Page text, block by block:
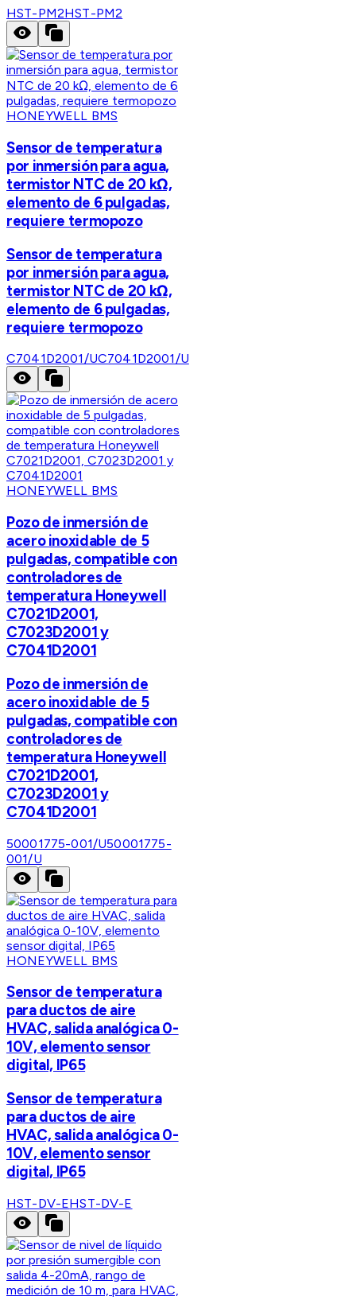
HST-PM2HST-PM2
HONEYWELL BMS
Sensor de temperatura
por inmersión para agua,
termistor NTC de 20 kΩ,
elemento de 6 pulgadas,
requiere termopozo
Sensor de temperatura
por inmersión para agua,
termistor NTC de 20 kΩ,
elemento de 6 pulgadas,
requiere termopozo
C7041D2001/UC7041D2001/U
HONEYWELL BMS
Pozo de inmersión de
acero inoxidable de 5
pulgadas, compatible con
controladores de
temperatura Honeywell
C7021D2001,
C7023D2001 y
C7041D2001
Pozo de inmersión de
acero inoxidable de 5
pulgadas, compatible con
controladores de
temperatura Honeywell
C7021D2001,
C7023D2001 y
C7041D2001
50001775-001/U50001775-
001/U
HONEYWELL BMS
Sensor de temperatura
para ductos de aire
HVAC, salida analógica 0-
10V, elemento sensor
digital, IP65
Sensor de temperatura
para ductos de aire
HVAC, salida analógica 0-
10V, elemento sensor
digital, IP65
HST-DV-EHST-DV-E